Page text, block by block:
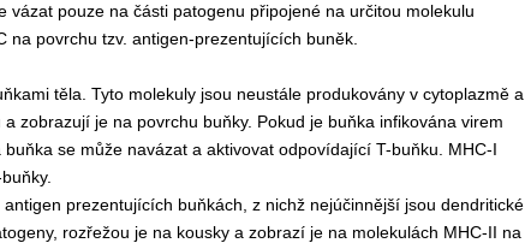
pouze na části patogenu připojené na určitou molekulu
povrchu tzv. antigen-prezentujících buněk.
těla. Tyto molekuly jsou neustále produkovány v cytoplazmě a
zobrazují je na povrchu buňky. Pokud je buňka infikována virem
se může navázat a aktivovat odpovídající T-buňku. MHC-I
prezentujících buňkách, z nichž nejúčinnější jsou dendritické
rozřežou je na kousky a zobrazí je na molekulách MHC-II na